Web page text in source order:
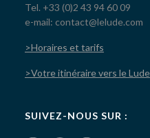
Tel. +33 (0)2 43 94 60 09
e-mail: contact@lelude.com
>Horaires et tarifs
>Votre itinéraire vers le Lude
SUIVEZ-NOUS SUR :